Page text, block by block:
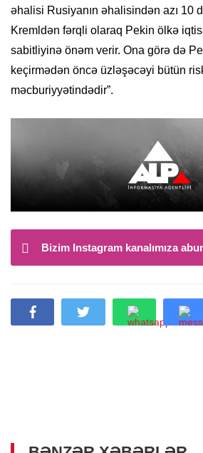
əhalisi Rusiyanın əhalisindən azı 10
Kremldən fərqli olaraq Pekin ölkə
sabitliyinə önəm verir. Ona görə də
keçirmədən öncə üzləşəcəyi bütün
məcburiyyətindədir”.
Bizim Instagram kanalımıza